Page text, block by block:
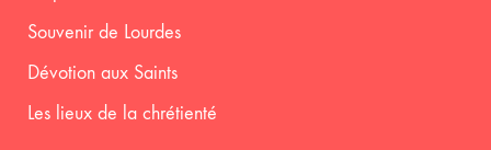
Souvenir de Lourdes
Dévotion aux Saints
Les lieux de la chrétienté